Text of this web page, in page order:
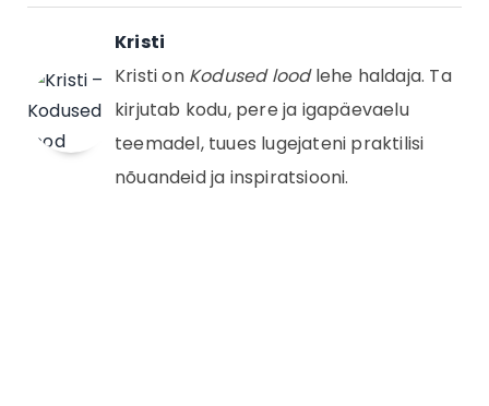
Kristi
Kristi on Kodused loodlehe haldaja. Ta
kirjutab kodu, pere ja igapäevaelu
teemadel, tuues lugejateni praktilisi
nõuandeid ja inspiratsiooni.